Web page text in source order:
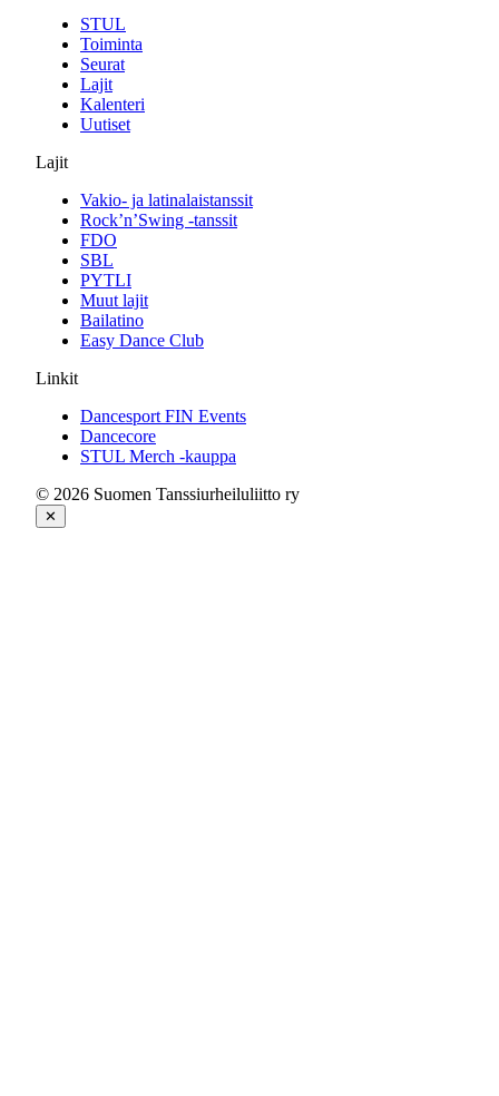
STUL
Toiminta
Seurat
Lajit
Kalenteri
Uutiset
Lajit
Vakio- ja latinalaistanssit
Rock’n’Swing -tanssit
FDO
SBL
PYTLI
Muut lajit
Bailatino
Easy Dance Club
Linkit
Dancesport FIN Events
Dancecore
STUL Merch -kauppa
© 2026 Suomen Tanssiurheiluliitto ry
✕